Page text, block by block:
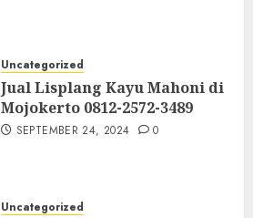
Uncategorized
Jual Lisplang Kayu Mahoni di
Mojokerto 0812-2572-3489
SEPTEMBER 24, 2024 0
Uncategorized